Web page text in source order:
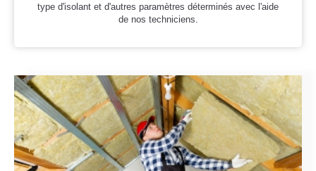
type d'isolant et d'autres paramètres déterminés avec l'aide
de nos techniciens.